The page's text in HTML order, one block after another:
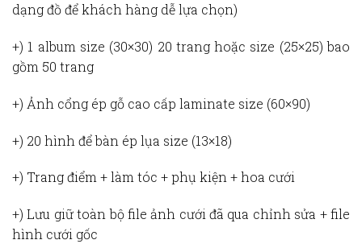
dạng đồ để khách hàng dễ lựa chọn)
+) 1 album size (30×30) 20 trang hoặc size (25×25) bao
gồm 50 trang
+) Ảnh cổng ép gỗ cao cấp laminate size (60×90)
+) 20 hình để bàn ép lụa size (13×18)
+) Trang điểm + làm tóc + phụ kiện + hoa cưới
+) Lưu giữ toàn bộ file ảnh cưới đã qua chỉnh sửa + file
hình cưới gốc